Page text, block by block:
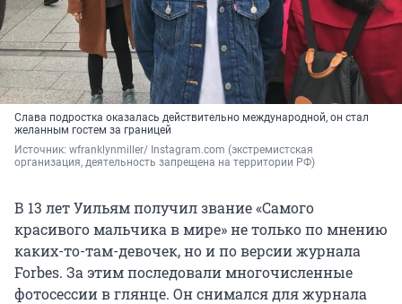
Слава подростка оказалась действительно международной, он стал
желанным гостем за границей
Источник: wfranklynmiller/ Instagram.com (экстремистская
организация, деятельность запрещена на территории РФ)
В 13 лет Уильям получил звание «Самого
красивого мальчика в мире» не только по мнению
каких-то-там-девочек, но и по версии журнала
Forbes. За этим последовали многочисленные
фотосессии в глянце. Он снимался для журнала